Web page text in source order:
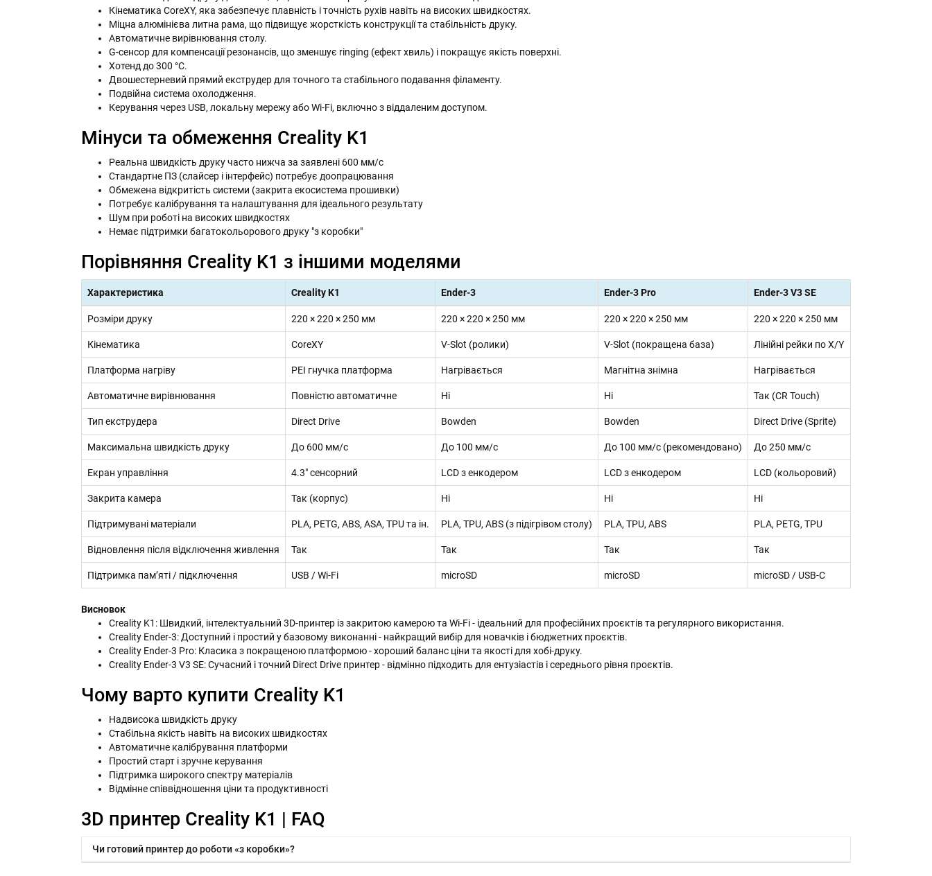
Кінематика CoreXY, яка забезпечує плавність і точність рухів навіть на високих швидкостях.
Міцна алюмінієва литна рама, що підвищує жорсткість конструкції та стабільність друку.
Автоматичне вирівнювання столу.
G-сенсор для компенсації резонансів, що зменшує ringing (ефект хвиль) і покращує якість поверхні.
Хотенд до 300 °C.
Двошестерневий прямий екструдер для точного та стабільного подавання філаменту.
Подвійна система охолодження.
Керування через USB, локальну мережу або Wi-Fi, включно з віддаленим доступом.
Мінуси та обмеження Creality K1
Реальна швидкість друку часто нижча за заявлені 600 мм/с
Стандартне ПЗ (слайсер і інтерфейс) потребує доопрацювання
Обмежена відкритість системи (закрита екосистема прошивки)
Потребує калібрування та налаштування для ідеального результату
Шум при роботі на високих швидкостях
Немає підтримки багатокольорового друку "з коробки"
Порівняння Creality K1 з іншими моделями
Характеристика Creality K1 Ender-3 Ender-3 Pro Ender-3 V3 SE
Розміри друку 220 × 220 × 250 мм 220 × 220 × 250 мм 220 × 220 × 250 мм 220 × 220 × 250 мм
Кінематика CoreXY V-Slot (ролики) V-Slot (покращена база) Лінійні рейки по X/Y
Платформа нагріву PEI гнучка платформа Нагрівається Магнітна знімна Нагрівається
Автоматичне вирівнювання Повністю автоматичне Ні Ні Так (CR Touch)
Тип екструдера Direct Drive Bowden Bowden Direct Drive (Sprite)
Максимальна швидкість друку До 600 мм/с До 100 мм/с До 100 мм/с (рекомендовано) До 250 мм/с
Екран управління 4.3″ сенсорний LCD з енкодером LCD з енкодером LCD (кольоровий)
Закрита камера Так (корпус) Ні Ні Ні
Підтримувані матеріали PLA, PETG, ABS, ASA, TPU та ін. PLA, TPU, ABS (з підігрівом столу) PLA, TPU, ABS PLA, PETG, TPU
Відновлення після відключення живлення Так Так Так Так
Підтримка пам’яті / підключення USB / Wi-Fi microSD microSD microSD / USB-C
Висновок
Creality K1: Швидкий, інтелектуальний 3D-принтер із закритою камерою та Wi-Fi - ідеальний для професійних проєктів та регулярного використання.
Creality Ender-3: Доступний і простий у базовому виконанні - найкращий вибір для новачків і бюджетних проєктів.
Creality Ender-3 Pro: Класика з покращеною платформою - хороший баланс ціни та якості для хобі-друку.
Creality Ender-3 V3 SE: Сучасний і точний Direct Drive принтер - відмінно підходить для ентузіастів і середнього рівня проєктів.
Чому варто купити Creality K1
Надвисока швидкість друку
Стабільна якість навіть на високих швидкостях
Автоматичне калібрування платформи
Простий старт і зручне керування
Підтримка широкого спектру матеріалів
Відмінне співвідношення ціни та продуктивності
3D принтер Creality K1 | FAQ
Чи готовий принтер до роботи «з коробки»?